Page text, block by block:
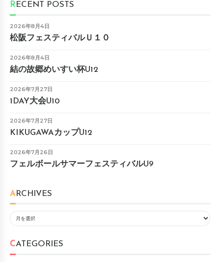
RECENT POSTS
2026年8月4日
松阪フェスティバルＵ１０
2026年8月4日
結の故郷めいすい杯U12
2026年7月27日
1DAY大会U10
2026年7月27日
KIKUGAWAカップU12
2026年7月26日
フェルボールサマーフェスティバルU9
ARCHIVES
CATEGORIES